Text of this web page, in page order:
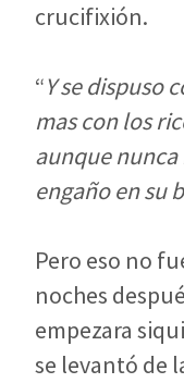
crucifixión.
“Y se dispuso
mas con los
aunque
engaño en su
Pero eso no
noches
empezara
se levantó de